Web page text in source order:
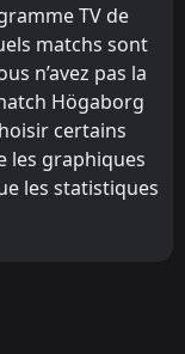
TV de
matchs sont
n’avez pas la
Högaborg
certains
les graphiques
les statistiques